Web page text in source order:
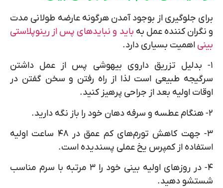
برای جلوگیری از بوجود آمدن هرگونه عارضه طولانی مدت
و نگران کننده عمل به باید و نبایدهای پس از رینوپلاستی
بینی اهمیت بسیاری دارد.
۱- بدلیل تزریق داروی بیهوشی پس از عمل داشتن
سرگیجه طبیعی است لذا از راه رفتن و سخن گفتن در
اوقات اولیه بعد از جراحی پرهیز کنید.
۲- هنگام عطسه و سرفه دهان خود را باز نگه دارید.
۳- جهت کاهش تورم‌های کم عمق در ۴۸ ساعت اولیه
استفاده از کمپرس یخ عملی پسندیده است.
۴- در روزهای اولیه بینی خود را ۳ مرتبه با سرم مناسب
شستشو دهید.